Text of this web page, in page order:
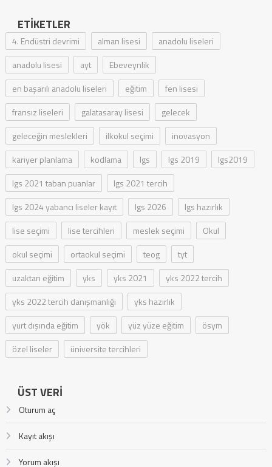
ETIKETLER
4. Endüstri devrimi alman lisesi
anadolu liseleri
anadolu lisesi
ayt
Ebeveynlik
en başarılı anadolu liseleri
eğitim
fen lisesi
fransız liseleri
galatasaray lisesi
gelecek
geleceğin meslekleri
ilkokul seçimi
inovasyon
kariyer planlama
kodlama lgs lgs 2019
lgs2019
lgs 2021 taban puanlar
lgs 2021 tercih
lgs 2024 yabancı liseler kayıt
lgs 2026
lgs hazırlık
lise seçimi
lise tercihleri meslek seçimi
Okul
okul seçimi
ortaokul seçimi teog
tyt
uzaktan eğitim
yks yks 2021
yks 2022 tercih
yks 2022 tercih danışmanlığı
yks hazırlık
yurt dışında eğitim
yök yüz yüze eğitim
ösym
özel liseler
üniversite tercihleri
ÜST VERI
Oturum aç
Kayıt akışı
Yorum akışı